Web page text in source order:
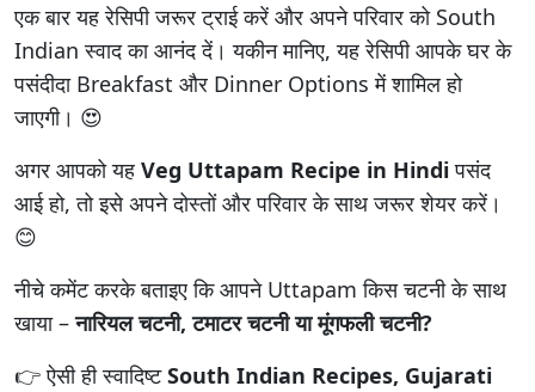
एक बार यह रेसिपी जरूर ट्राई करें और अपने परिवार को South
Indian स्वाद का आनंद दें। यकीन मानिए, यह रेसिपी आपके घर के
पसंदीदा Breakfast और Dinner Options में शामिल हो
जाएगी। 😍
अगर आपको यह Veg Uttapam Recipe in Hindiपसंद
आई हो, तो इसे अपने दोस्तों और परिवार के साथ जरूर शेयर करें।
😊
नीचे कमेंट करके बताइए कि आपने Uttapam किस चटनी के साथ
खाया –नारियल चटनी, टमाटर चटनी या मूंगफली चटनी?
👉 ऐसी ही स्वादिष्टSouth Indian Recipes, Gujarati